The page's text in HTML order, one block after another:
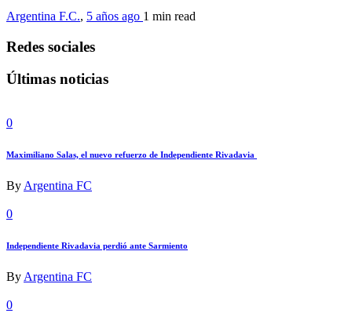
Argentina F.C., 5 años ago 1 min read
Redes sociales
Últimas noticias
0
Maximiliano Salas, el nuevo refuerzo de Independiente Rivadavia
By Argentina FC
0
Independiente Rivadavia perdió ante Sarmiento
By Argentina FC
0